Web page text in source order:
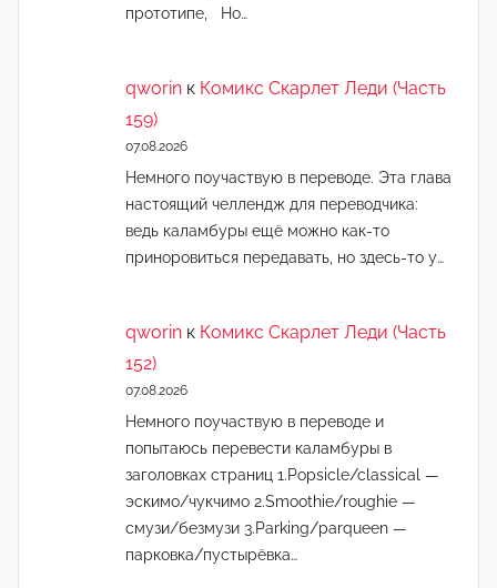
прототипе, Но…
qworin к Комикс Скарлет Леди (Часть
159)
07.08.2026
Немного поучаствую в переводе. Эта глава
настоящий челлендж для переводчика:
ведь каламбуры ещё можно как-то
приноровиться передавать, но здесь-то у…
qworin к Комикс Скарлет Леди (Часть
152)
07.08.2026
Немного поучаствую в переводе и
попытаюсь перевести каламбуры в
заголовках страниц 1.Popsicle/classical —
эскимо/чукчимо 2.Smoothie/roughie —
смузи/безмузи 3.Parking/parqueen —
парковка/пустырёвка…